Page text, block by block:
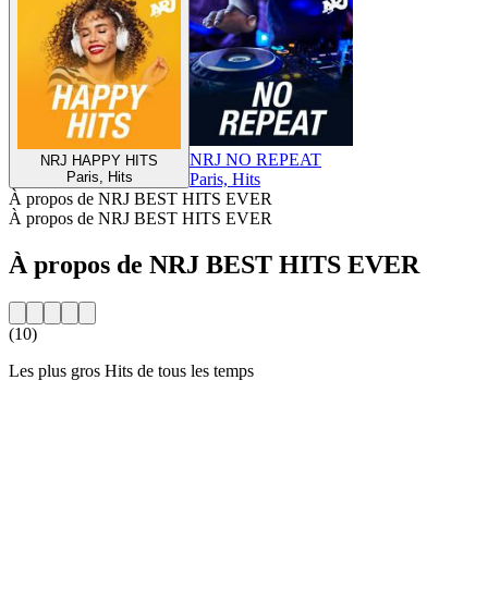
NRJ HAPPY HITS
Paris, Hits
NRJ NO REPEAT
Paris, Hits
À propos de NRJ BEST HITS EVER
À propos de NRJ BEST HITS EVER
À propos de NRJ BEST HITS EVER
(10)
Les plus gros Hits de tous les temps